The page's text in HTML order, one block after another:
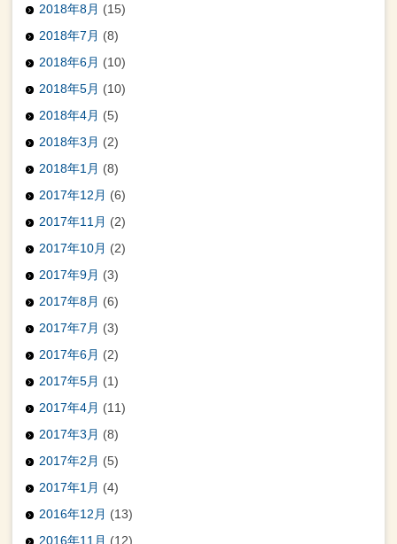
2018年8月 (15)
2018年7月 (8)
2018年6月 (10)
2018年5月 (10)
2018年4月 (5)
2018年3月 (2)
2018年1月 (8)
2017年12月 (6)
2017年11月 (2)
2017年10月 (2)
2017年9月 (3)
2017年8月 (6)
2017年7月 (3)
2017年6月 (2)
2017年5月 (1)
2017年4月 (11)
2017年3月 (8)
2017年2月 (5)
2017年1月 (4)
2016年12月 (13)
2016年11月 (12)